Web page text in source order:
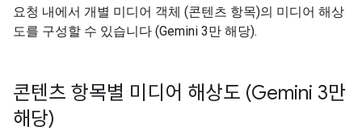
요청 내에서 개별 미디어 객체 (콘텐츠 항목)의 미디어 해상
도를 구성할 수 있습니다 (Gemini 3만 해당).
콘텐츠 항목별 미디어 해상도 (Gemini 3만
해당)